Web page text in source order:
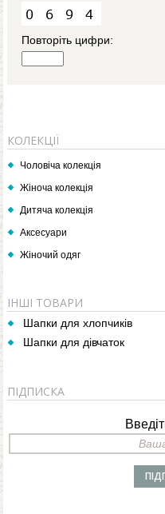
Повторіть цифри:
КОЛЕКЦІЇ
Чоловіча колекція
Жіноча колекція
Дитяча колекція
Аксесуари
Жіночий одяг
ІНШІ ТОВАРИ
Шапки для хлопчиків
Шапки для дівчаток
ПІДПИСКА